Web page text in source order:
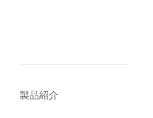
製品紹介